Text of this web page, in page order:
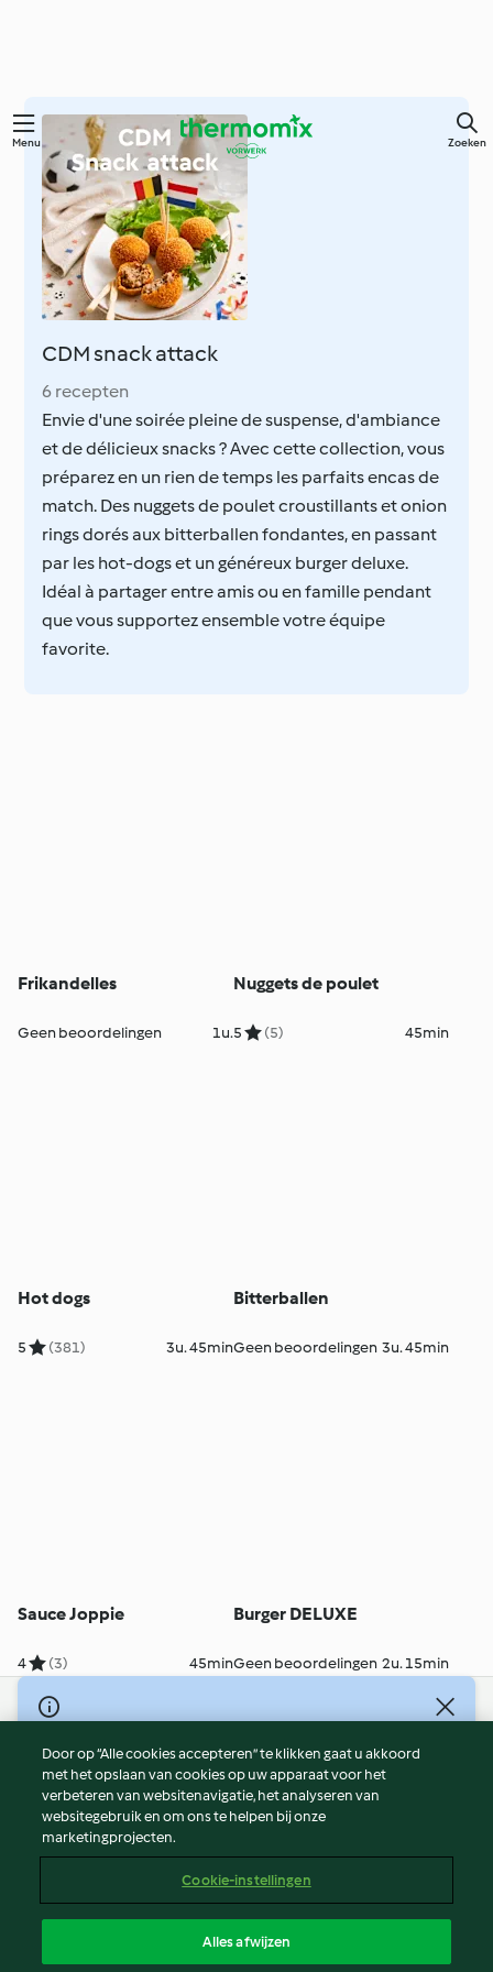
Overslaan
hoofdinhoud
Menu Zoeken
CDM snack attack
6 recepten
Envie d'une soirée pleine de suspense, d'ambiance
et de délicieux snacks ? Avec cette collection, vous
préparez en un rien de temps les parfaits encas de
match. Des nuggets de poulet croustillants et onion
rings dorés aux bitterballen fondantes, en passant
par les hot-dogs et un généreux burger deluxe.
Idéal à partager entre amis ou en famille pendant
que vous supportez ensemble votre équipe
favorite.
Frikandelles
Geen beoordelingen 1u.
Nuggets de poulet
5 (5) 45min
Hot dogs
5 (381) 3u. 45min
Bitterballen
Geen beoordelingen 3u. 45min
Sauce Joppie
4 (3) 45min
Burger DELUXE
Geen beoordelingen 2u. 15min
© Copyright 2026
Gebruiksvoorwaarden
Privacybeleid
Disclaimer
Colofon
Verslag Inhoud
Toegankelijkheidsverklaring
Door op “Alle cookies accepteren” te klikken gaat u akkoord
met het opslaan van cookies op uw apparaat voor het
verbeteren van websitenavigatie, het analyseren van
websitegebruik en om ons te helpen bij onze
marketingprojecten.
Cookie-instellingen
Alles afwijzen